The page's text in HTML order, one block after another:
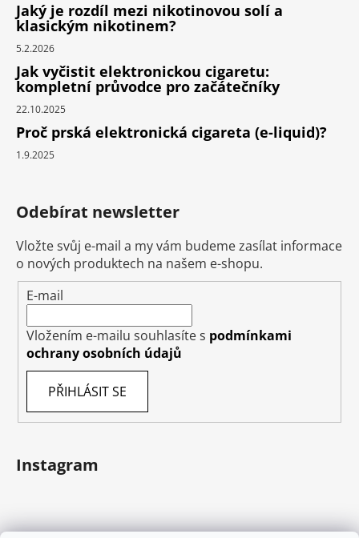
Jaký je rozdíl mezi nikotinovou solí a
klasickým nikotinem?
5.2.2026
Jak vyčistit elektronickou cigaretu:
kompletní průvodce pro začátečníky
22.10.2025
Proč prská elektronická cigareta (e-liquid)?
1.9.2025
Odebírat newsletter
Vložte svůj e-mail a my vám budeme zasílat informace
o nových produktech na našem e-shopu.
E-mail
Vložením e-mailu souhlasíte s podmínkami
ochrany osobních údajů
PŘIHLÁSIT SE
Instagram